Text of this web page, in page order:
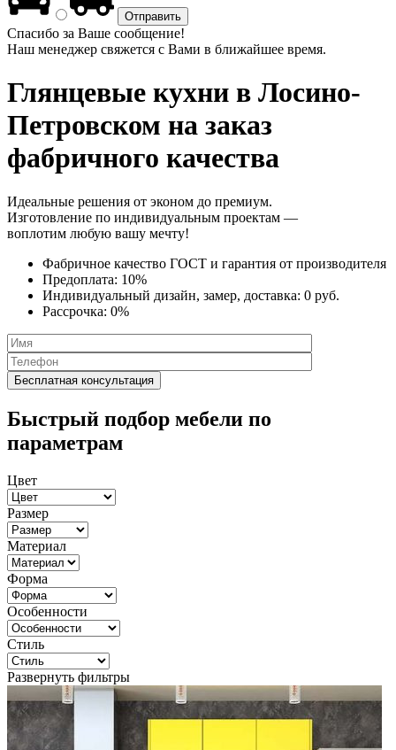
Спасибо за Ваше сообщение!
Наш менеджер свяжется с Вами в ближайшее время.
Глянцевые кухни в Лосино-
Петровском на заказ
фабричного качества
Идеальные решения от эконом до премиум.
Изготовление по индивидуальным проектам —
воплотим любую вашу мечту!
Фабричное качество ГОСТ и гарантия от производителя
Предоплата: 10%
Индивидуальный дизайн, замер, доставка: 0 руб.
Рассрочка: 0%
Быстрый подбор мебели по
параметрам
Цвет
Размер
Материал
Форма
Особенности
Стиль
Развернуть фильтры